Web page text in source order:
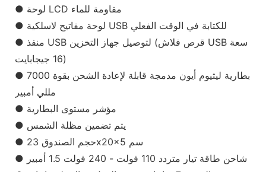
● منفذ USB لتوصيل جهاز التخزين (قرص فلاش USB سعة
16 جيجابايت)
● بطارية ليثيوم أيون مدمجة قابلة لإعادة الشحن بقوة 7000
مللي أمبير
● مؤشر مستوى البطارية
● شاحن طاقة تيار متردد 110 فولت - 240 فولت 1.5 أمبير